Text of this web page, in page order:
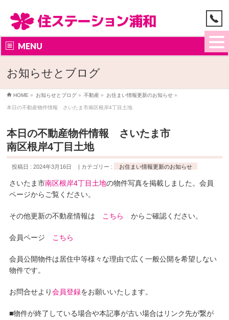
MENU
お知らせとブログ
HOME » お知らせとブログ » 不動産 » お住まい情報更新のお知らせ »
本日の不動産物件情報 さいたま市南区根岸4丁目土地
本日の不動産物件情報 さいたま市
南区根岸4丁目土地
投稿日 : 2024年3月16日 カテゴリー : お住まい情報更新のお知らせ
さいたま市南区根岸4丁目土地の物件写真を掲載しました。会員
ページからご覧ください。
その他更新の不動産情報は こちら からご確認ください。
会員ページ こちら
会員公開物件は居住中等様々な理由で広く一般公開を希望しない
物件です。
お問合せより会員登録をお願いいたします。
■物件が終了している場合や本記事が古い場合はリンク先が繋が